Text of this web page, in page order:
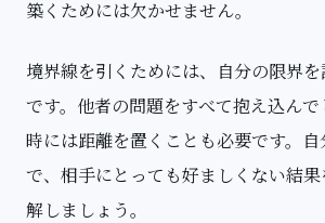
築くためには欠かせません。
境界線を引くためには、自分の限界
です。他者の問題をすべて抱え込んで
時には距離を置くことも必要です。自
で、相手にとっても好ましくない結
解しましょう。